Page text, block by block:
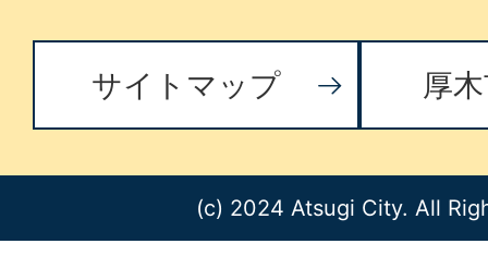
サイトマップ 厚
(c) 2024 Atsugi City. All